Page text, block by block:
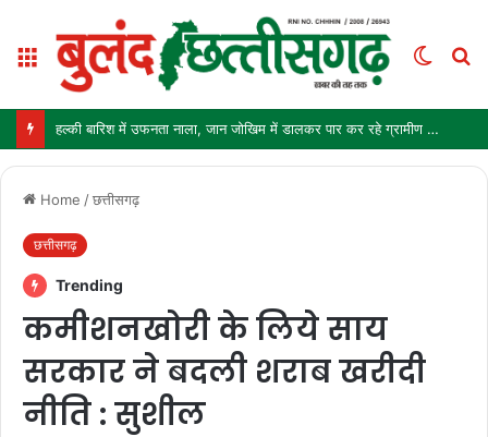
Menu
Switch
हल्की बारिश में उफनता नाला, जान जोखिम में डालकर पार कर रहे ग्रामीण और स्कूली बच्चे
Home /छत्तीसगढ़
छत्तीसगढ़
Trending
कमीशनखोरी के लिये साय
सरकार ने बदली शराब खरीदी
नीति : सुशील